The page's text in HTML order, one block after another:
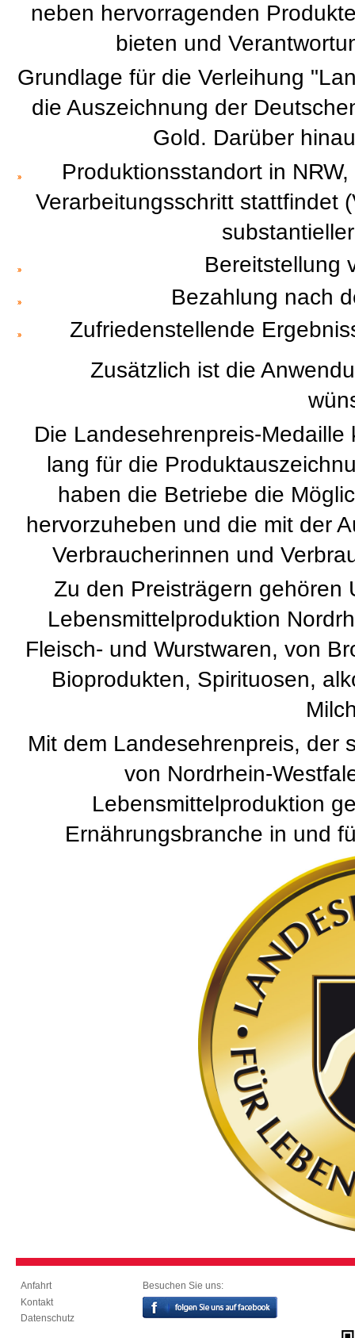
neben hervorragenden
bieten und
Grundlage für die Verleihung
die Auszeichnung der
Gold. Darüber
Produktionsstandort in
Verarbeitungsschritt stattfindet
Bereitstellung
Bezahlung nach
Zufriedenstellende
Zusätzlich ist die
Die Landesehrenpreis-
lang für die
haben die Betriebe die
hervorzuheben und die mit der
Verbraucherinnen und
Zu den Preisträgern gehören
Lebensmittelproduktion
Fleisch- und Wurstwaren, von
Bioprodukten, Spirituosen,
Mit dem Landesehrenpreis, der
von Nordrhein-
Lebensmittelproduktion
Ernährungsbranche in und
Anfahrt
Kontakt
Datenschutz
Besuchen Sie uns: